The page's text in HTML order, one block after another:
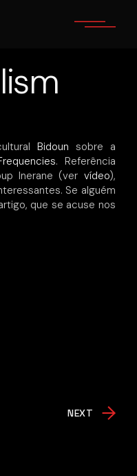
Bidoun sobre a
. Referência
Inerane (ver vídeo),
Se alguém
que se acuse nos
NEXT